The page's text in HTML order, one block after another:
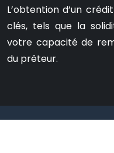
L’obtention d’un
clés, tels que la
votre capacité de
du prêteur.